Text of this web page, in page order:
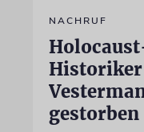
NACHRUF
gestorben